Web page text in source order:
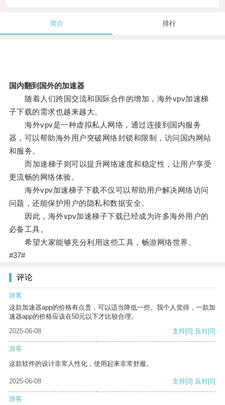
简介 排行
国内翻到国外的加速器
随着人们跨国交流和国际合作的增加，海外vpv加速梯
子下载的需求也越来越大。
海外vpv是一种虚拟私人网络，通过连接到国内服务
器，可以帮助海外用户突破网络封锁和限制，访问国内网站
和服务。
而加速梯子则可以提升网络速度和稳定性，让用户享受
更流畅的网络体验。
海外vpv加速梯子下载不仅可以帮助用户解决网络访问
问题，还能保护用户的隐私和数据安全。
因此，海外vpv加速梯子下载已经成为许多海外用户的
必备工具。
希望大家能够充分利用这些工具，畅游网络世界。
#37#
评论
游客
这款加速器app的价格有点贵，可以适当降低一些。我个人觉得，一款加
速器app的价格应该在50元以下才比较合理。
2025-06-08
支持[0] 反对[0]
游客
这款软件的设计非常人性化，使用起来非常舒服。
2025-06-08 支持[0] 反对[0]
游客